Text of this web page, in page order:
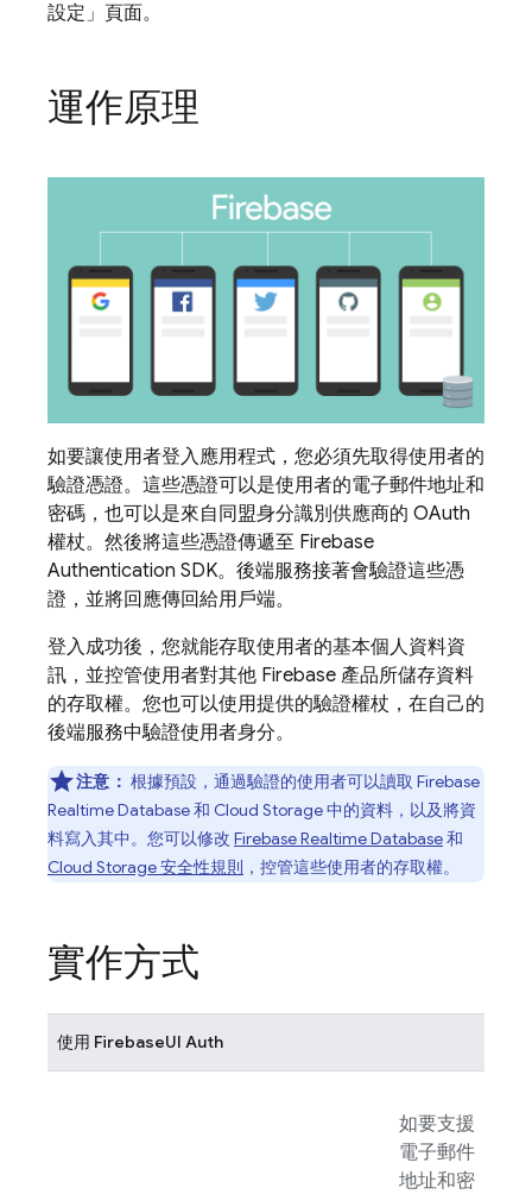
設定」 頁面。
運作原理
如要讓使用者登入應用程式，您必須先取得使用者的
驗證憑證。這些憑證可以是使用者的電子郵件地址和
密碼，也可以是來自同盟身分識別供應商的 OAuth
權杖。然後將這些憑證傳遞至 Firebase
Authentication SDK。後端服務接著會驗證這些憑
證，並將回應傳回給用戶端。
登入成功後，您就能存取使用者的基本個人資料資
訊，並控管使用者對其他 Firebase 產品所儲存資料
的存取權。您也可以使用提供的驗證權杖，在自己的
後端服務中驗證使用者身分。
注意： 根據預設，通過驗證的使用者可以讀取 Firebase
Realtime Database和 Cloud Storage中的資料，以及將資
料寫入其中。您可以修改 Firebase Realtime Database和
Cloud Storage安全性規則 ，控管這些使用者的存取權。
實作方式
使用 FirebaseUI Auth
如要支援
電子郵件
地址和密